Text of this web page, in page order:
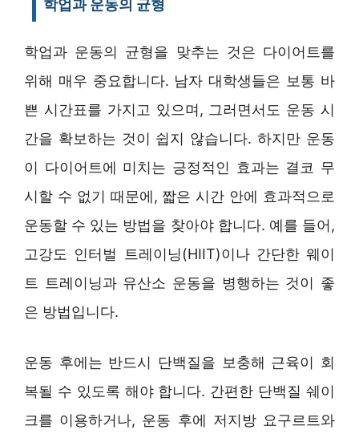
학업과 운동의 균형
학업과 운동의 균형을 맞추는 것은 다이어트를
위해 매우 중요합니다. 남자 대학생들은 보통 바
쁜 시간표를 가지고 있으며, 그러면서도 운동 시
간을 확보하는 것이 쉽지 않습니다. 하지만 운동
이 다이어트에 미치는 긍정적인 효과는 결코 무
시할 수 없기 때문에, 짧은 시간 안에 효과적으로
운동할 수 있는 방법을 찾아야 합니다. 예를 들어,
고강도 인터벌 트레이닝(HIIT)이나 간단한 웨이
트 트레이닝과 유산소 운동을 병행하는 것이 좋
은 방법입니다.
운동 후에는 반드시 단백질을 보충해 근육이 회
복될 수 있도록 해야 합니다. 간편한 단백질 쉐이
크를 이용하거나, 운동 후에 저지방 요구르트와